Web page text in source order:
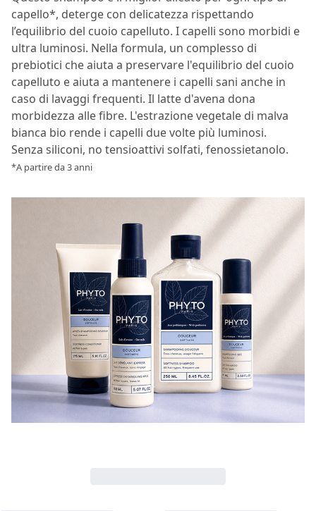
capello*, deterge con delicatezza rispettando
l’equilibrio del cuoio capelluto. I capelli sono morbidi e
ultra luminosi. Nella formula, un complesso di
prebiotici che aiuta a preservare l'equilibrio del cuoio
capelluto e aiuta a mantenere i capelli sani anche in
caso di lavaggi frequenti. Il latte d'avena dona
morbidezza alle fibre. L'estrazione vegetale di malva
bianca bio rende i capelli due volte più luminosi.
Senza siliconi, no tensioattivi solfati, fenossietanolo.
*A partire da 3 anni